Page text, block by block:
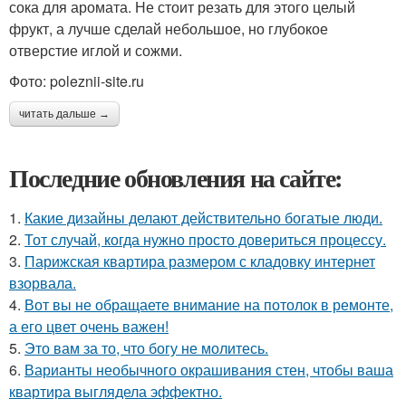
сока для аромата. Не стоит резать для этого целый
фрукт, а лучше сделай небольшое, но глубокое
отверстие иглой и сожми.
Фото: poleznii-site.ru
читать дальше →
Последние обновления на сайте:
1. Какие дизайны делают действительно богатые люди.
2. Тот случай, когда нужно просто довериться процессу.
3. Парижская квартира размером с кладовку интернет
взорвала.
4. Вот вы не обращаете внимание на потолок в ремонте,
а его цвет очень важен!
5. Это вам за то, что богу не молитесь.
6. Варианты необычного окрашивания стен, чтобы ваша
квартира выглядела эффектно.